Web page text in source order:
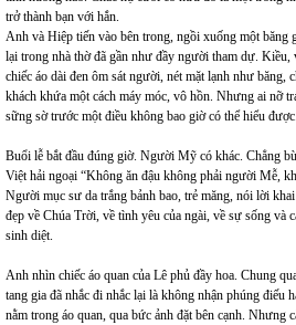
trở thành bạn với hắn.
Anh và Hiệp tiến vào bên trong, ngồi xuống một băng
lại trong nhà thờ đã gần như đầy người tham dự. Kiều,
chiếc áo dài đen ôm sát người, nét mặt lạnh như băng,
khách khứa một cách máy móc, vô hồn. Nhưng ai nỡ
sững sờ trước một điều không bao giờ có thể hiểu được.
Buổi lễ bắt đầu đúng giờ. Người Mỹ có khác. Chẳng
Việt hải ngoại “Không ăn đậu không phải người Mễ,
Người mục sư da trắng bảnh bao, trẻ măng, nói lời
đẹp về Chúa Trời, về tình yêu của ngài, về sự sống và
sinh diệt.
Anh nhìn chiếc áo quan của Lê phủ đầy hoa. Chung
tang gia đã nhắc đi nhắc lại là không nhận phúng điếu
nằm trong áo quan, qua bức ảnh đặt bên cạnh. Nhưng